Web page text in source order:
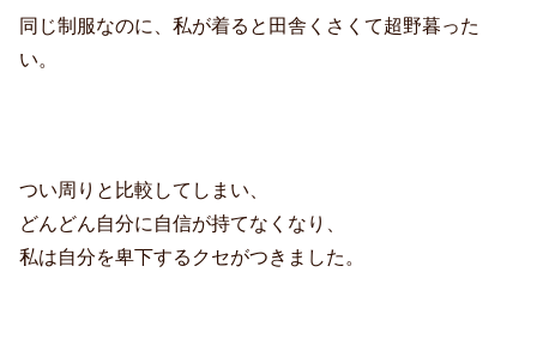
同じ制服なのに、私が着ると田舎くさくて超野暮った
い。
つい周りと比較してしまい、
どんどん自分に自信が持てなくなり、
私は自分を卑下するクセがつきました。